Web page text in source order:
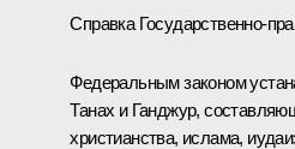
Справка Государственно-
Федеральным законом
Танах и Ганджур,
христианства, ислама,